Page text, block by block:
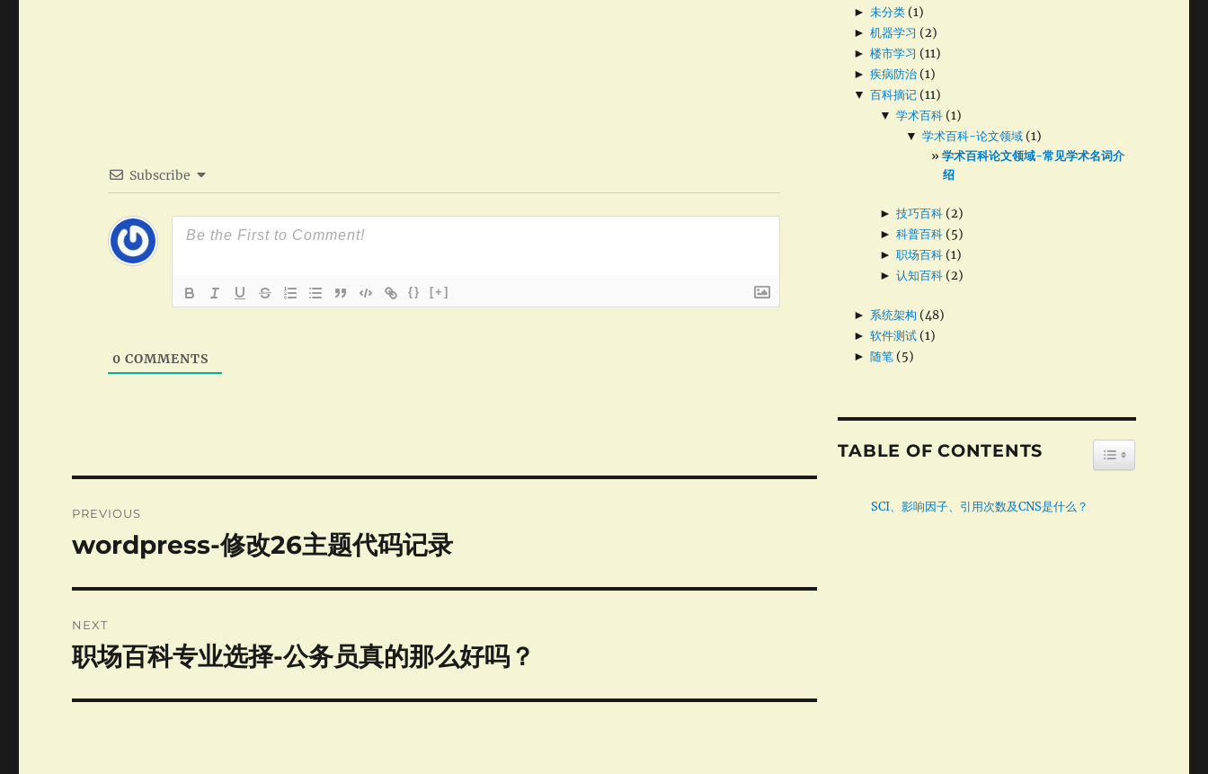
Subscribe
{} [+]
0 COMMENTS
navigation
PREVIOUS
Previous
wordpress-修改26主题代码记录
NEXT
Next
职场百科专业选择-公务员真的那么好吗？
► 未分类(1)
► 机器学习 (2)
► 楼市学习 (11)
► 疾病防治(1)
▼ 百科摘记(11)
▼ 学术百科(1)
▼ 学术百科-论文领域 (1)
学术百科论文领域-常见学术名词介
绍
► 技巧百科(2)
► 科普百科(5)
► 职场百科(1)
► 认知百科(2)
► 系统架构 (48)
► 软件测试(1)
► 随笔(5)
TABLE OF CONTENTS TOGGLE
SCI、影响因子、引用次数及CNS是什么？